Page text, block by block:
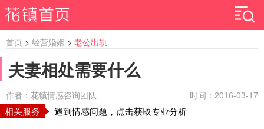
首页 > 经营婚姻 > 老公出轨
夫妻相处需要什么
作者：花镇情感咨询团队 时间：2016-03-17
相关服务 遇到情感问题，点击获取专业分析